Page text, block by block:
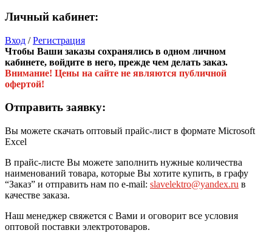
Личный кабинет:
Вход /Регистрация
Чтобы Ваши заказы сохранялись в одном личном
кабинете, войдите в него, прежде чем делать заказ.
Внимание! Цены на сайте не являются публичной
офертой!
Отправить заявку:
Вы можете скачать оптовый прайс-лист в формате Microsoft
Excel
В прайс-листе Вы можете заполнить нужные количества
наименований товара, которые Вы хотите купить, в графу
“Заказ” и отправить нам по e-mail: slavelektro@yandex.ru в
качестве заказа.
Наш менеджер свяжется с Вами и оговорит все условия
оптовой поставки электротоваров.